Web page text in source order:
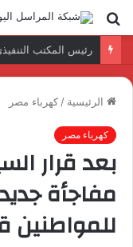
بحث
عن
الرئيسية / كهرباء مصر
كهرباء مصر
بعد قرار
مفاجأة
للمواطنين